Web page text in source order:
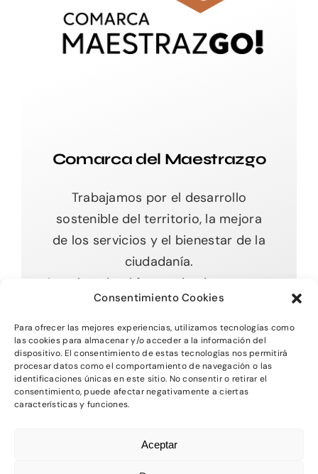
Consentimiento Cookies
Para ofrecer las mejores experiencias, utilizamos tecnologías como
las cookies para almacenar y/o acceder a la información del
dispositivo. El consentimiento de estas tecnologías nos permitirá
procesar datos como el comportamiento de navegación o las
identificaciones únicas en este sitio. No consentir o retirar el
consentimiento, puede afectar negativamente a ciertas
características y funciones.
Aceptar
Comarca del Maestrazgo
Trabajamos por el desarrollo
sostenible del territorio, la mejora
de los servicios y el bienestar de la
ciudadanía.
Impulsando el futuro desde nuestras
raíces.
Toggle
Navigation
Inicio
Aviso Legal-Política de Privacidad